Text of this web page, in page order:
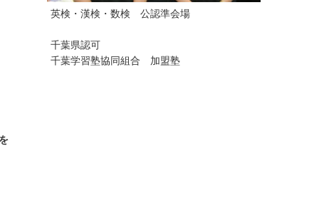
英検・漢検・数検 公認準会場
千葉県認可
千葉学習塾協同組合 加盟塾